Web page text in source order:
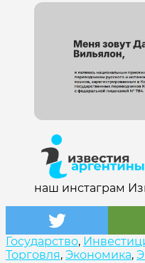
наш инстаграм
Государство,
Торговля, Экономика,